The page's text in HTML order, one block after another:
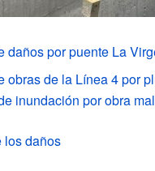
daños por puente La
obras de la Línea 4 por
inundación por obra
los daños